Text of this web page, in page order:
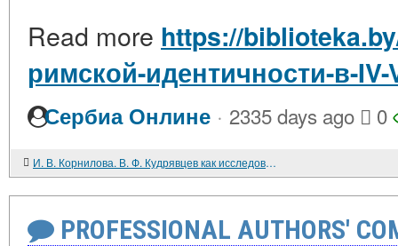
Read more https://
римской-идентичности-в-IV-
Сербиа Онлине · 2335 days ago 0
И. В. Корнилова. В. Ф. Кудрявцев как исследователь истории российской провинции
PROFESSIONAL AUTHORS'